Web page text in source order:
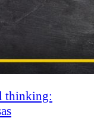
thinking: